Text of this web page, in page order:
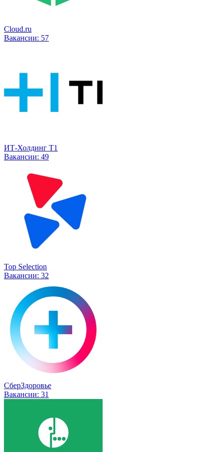
Cloud.ru
Вакансии: 57
ИТ-Холдинг Т1
Вакансии: 49
Top Selection
Вакансии: 32
СберЗдоровье
Вакансии: 31